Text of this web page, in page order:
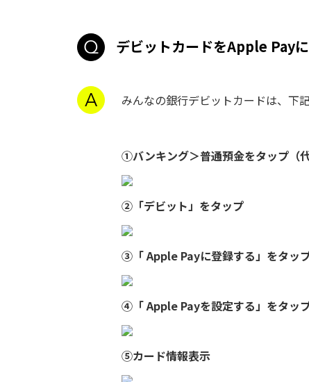
デビットカードをApple Pay
みんなの銀行デビットカードは、下
①バンキング＞普通預金をタップ（代
②「デビット」をタップ
③「 Apple Payに登録する」をタッ
④「 Apple Payを設定する」をタッ
⑤カード情報表示